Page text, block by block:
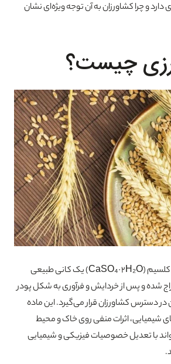
و چرا کشاورزان به آن توجه ویژه‌ای نشان
چیست؟
گچ کشاورزی یا سولفات کلسیم (CaSO₄·2H₂O) یک کانی طبیعی
شده و پس از خردایش و فرآوری به شکل پودر
دسترس کشاورزان قرار می‌گیرد. این ماده
شیمیایی، اثرات منفی روی خاک و محیط
با تعدیل خصوصیات فیزیکی و شیمیایی